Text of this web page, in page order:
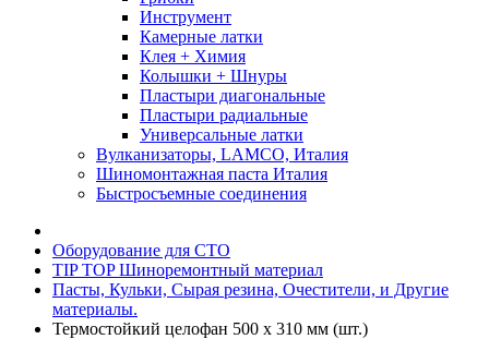
Инструмент
Камерные латки
Клея + Химия
Колышки + Шнуры
Пластыри диагональные
Пластыри радиальные
Универсальные латки
Вулканизаторы, LAMCO, Италия
Шиномонтажная паста Италия
Быстросъемные соединения
Оборудование для СТО
TIP TOP Шиноремонтный материал
Пасты, Кульки, Сырая резина, Очестители, и Другие
материалы.
Термостойкий целофан 500 х 310 мм (шт.)